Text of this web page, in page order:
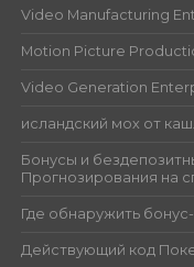
Video Manufacturing
Motion Picture
Video Generation
исландский мох от
Бонусы и
Прогнозирования на
Где обнаружить
Действующий код